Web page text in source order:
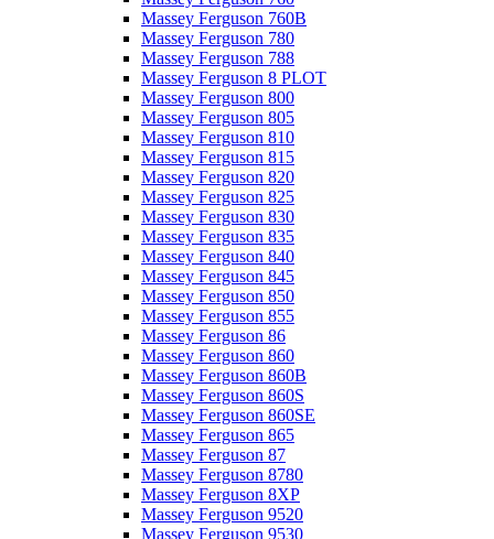
Massey Ferguson 760B
Massey Ferguson 780
Massey Ferguson 788
Massey Ferguson 8 PLOT
Massey Ferguson 800
Massey Ferguson 805
Massey Ferguson 810
Massey Ferguson 815
Massey Ferguson 820
Massey Ferguson 825
Massey Ferguson 830
Massey Ferguson 835
Massey Ferguson 840
Massey Ferguson 845
Massey Ferguson 850
Massey Ferguson 855
Massey Ferguson 86
Massey Ferguson 860
Massey Ferguson 860B
Massey Ferguson 860S
Massey Ferguson 860SE
Massey Ferguson 865
Massey Ferguson 87
Massey Ferguson 8780
Massey Ferguson 8XP
Massey Ferguson 9520
Massey Ferguson 9530